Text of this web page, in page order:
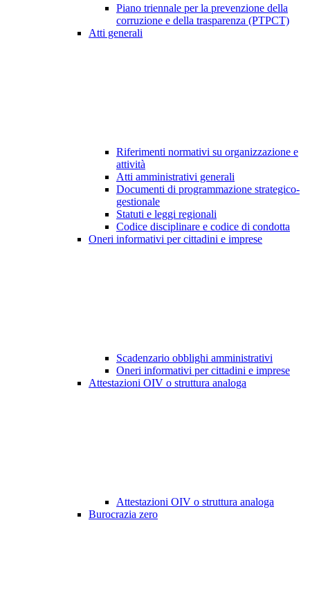
Piano triennale per la prevenzione della
corruzione e della trasparenza (PTPCT)
Atti generali
Riferimenti normativi su organizzazione e
attività
Atti amministrativi generali
Documenti di programmazione strategico-
gestionale
Statuti e leggi regionali
Codice disciplinare e codice di condotta
Oneri informativi per cittadini e imprese
Scadenzario obblighi amministrativi
Oneri informativi per cittadini e imprese
Attestazioni OIV o struttura analoga
Attestazioni OIV o struttura analoga
Burocrazia zero